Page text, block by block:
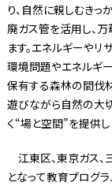
り、自然に親しむき
廃ガス管を活用し、
ます。エネルギーや
環境問題やエネルギ
保有する森林の間伐
遊びながら自然の大
く“場と空間”を提供し
江東区、東京ガス
となって教育プログ